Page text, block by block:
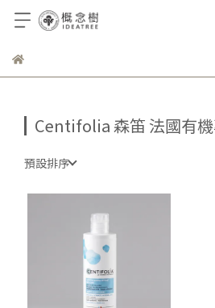
Centifolia 森笛 法國有
預設排序